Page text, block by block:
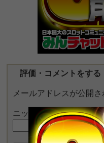
評価・コメントをする
メールアドレスが公開
ニックネーム